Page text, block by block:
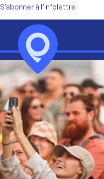
S’abonner à l’infolettre